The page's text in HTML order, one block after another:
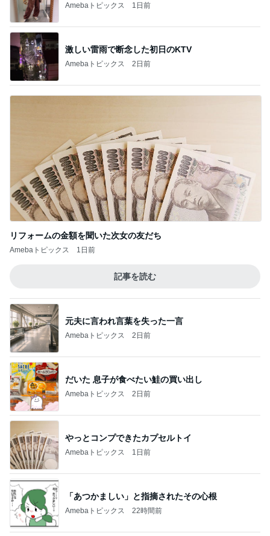
Amebaトピックス 1日前
激しい雷雨で断念した初日のKTV
Amebaトピックス 2日前
リフォームの金額を聞いた次女の友だち
Amebaトピックス 1日前
記事を読む
元夫に言われ言葉を失った一言
Amebaトピックス 2日前
だいた 息子が食べたい鮭の買い出し
Amebaトピックス 2日前
やっとコンプできたカプセルトイ
Amebaトピックス 1日前
「あつかましい」と指摘されたその心根
Amebaトピックス 22時間前